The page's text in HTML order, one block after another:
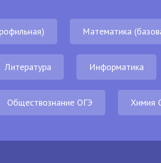
Математика
Литература Информатика
Обществознание ОГЭ Химия